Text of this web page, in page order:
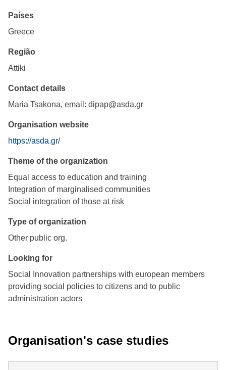
Países
Greece
Região
Attiki
Contact details
Maria Tsakona, email: dipap@asda.gr
Organisation website
https://asda.gr/
Theme of the organization
Equal access to education and training
Integration of marginalised communities
Social integration of those at risk
Type of organization
Other public org.
Looking for
Social Innovation partnerships with european members
providing social policies to citizens and to public
administration actors
Organisation's case studies